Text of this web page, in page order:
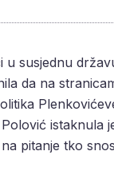
u susjednu
da na
istaknula
pitanje tko